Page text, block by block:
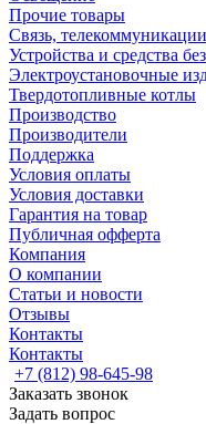
Прочие товары
Связь, телекоммуникации
Устройства и средства
Электроустановочные
Твердотопливные котлы
Производство
Производители
Поддержка
Условия оплаты
Условия доставки
Гарантия на товар
Публичная офферта
Компания
О компании
Статьи и новости
Отзывы
Контакты
Контакты
+7 (812) 98-645-98
Заказать звонок
Задать вопрос